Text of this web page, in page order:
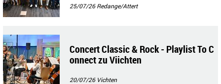
25/07/26Redange/Attert
Concert Classic & Rock - Playlist To C
onnect zu Viichten
20/07/26 Vichten